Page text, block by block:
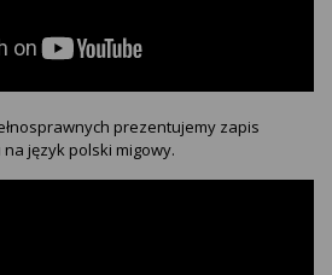
prezentujemy zapis
język polski migowy.